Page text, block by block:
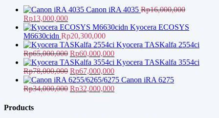
Canon iRA 4035 Rp16,000,000
Harga
aslinya
adalah:
Rp16,000,000.
Rp13,000,000Harga
saat
ini
adalah:
Rp13,000,000.
Kyocera ECOSYS
M6630cidn Rp20,300,000
Kyocera TASKalfa 2554ci
Rp65,000,000 Harga
aslinya
adalah:
Rp65,000,000.
Rp60,000,000Harga
saat
ini
adalah:
Rp60,000,000.
Kyocera TASKalfa 3554ci
Rp78,000,000 Harga
aslinya
adalah:
Rp67,000,000Harga
saat
ini
Canon iRA 6275
Rp34,000,000 Harga
Rp32,000,000Harga
Products